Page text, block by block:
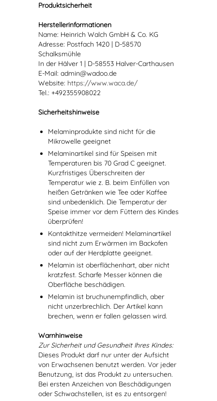
Produktsicherheit
Herstellerinformationen
Name: Heinrich Walch GmbH & Co. KG
Adresse: Postfach 1420 | D-58570
Schalksmühle
In der Hälver 1 | D-58553 Halver-Carthausen
E-Mail: admin@wadoo.de
Website: https://www.waca.de/
Tel.: +492355908022
Sicherheitshinweise
Melaminprodukte sind nicht für die
Mikrowelle geeignet
Melaminartikel sind für Speisen mit
Temperaturen bis 70 Grad C geeignet.
Kurzfristiges Überschreiten der
Temperatur wie z. B. beim Einfüllen von
heißen Getränken wie Tee oder Kaffee
sind unbedenklich. Die Temperatur der
Speise immer vor dem Füttern des Kindes
überprüfen!
Kontakthitze vermeiden! Melaminartikel
sind nicht zum Erwärmen im Backofen
oder auf der Herdplatte geeignet.
Melamin ist oberflächenhart, aber nicht
kratzfest. Scharfe Messer können die
Oberfläche beschädigen.
Melamin ist bruchunempfindlich, aber
nicht unzerbrechlich. Der Artikel kann
brechen, wenn er fallen gelassen wird.
Warnhinweise
Zur Sicherheit und Gesundheit Ihres Kindes:
Dieses Produkt darf nur unter der Aufsicht
von Erwachsenen benutzt werden. Vor jeder
Benutzung, ist das Produkt zu untersuchen.
Bei ersten Anzeichen von Beschädigungen
oder Schwachstellen, ist es zu entsorgen!